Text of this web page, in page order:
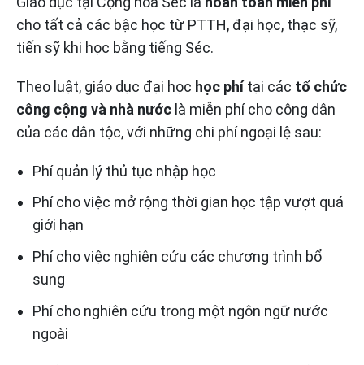
cho tất cả các bậc học từ PTTH, đại học, thạc sỹ,
tiến sỹ khi học bằng tiếng Séc.
Theo luật, giáo dục đại học học phítại các tổ chức
công cộng và nhà nước là miễn phí cho công dân
của các dân tộc, với những chi phí ngoại lệ sau:
Phí quản lý thủ tục nhập học
Phí cho việc mở rộng thời gian học tập vượt quá
giới hạn
Phí cho việc nghiên cứu các chương trình bổ
sung
Phí cho nghiên cứu trong một ngôn ngữ nước
ngoài